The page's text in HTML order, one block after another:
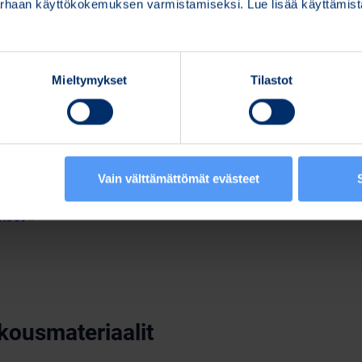
käyttökokemuksen varmistamiseksi. Lue lisää
Mieltymykset Tilastot
Vain välttämättömät evästeet
Ernst & Young Oy toimikaudeksi, joka päättyy
KHT Juhani Rönkkö tulee toimimaan päävastuullisena
mukaan.
omien osakkeiden hankkimisesta.
sekä osakkeisiin oikeuttavien erityisten
»